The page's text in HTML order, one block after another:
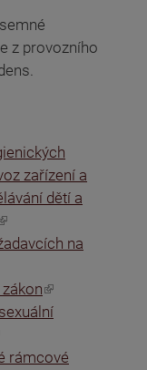
z provozního
zařízení a
dětí a
na
rámcové